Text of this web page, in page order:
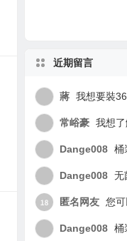
近期留言
蔣 我想要裝
常峪豪 我想了解
Dange008 桶装水
Dange008 无
匿名网友 您可以
Dange008 桶装